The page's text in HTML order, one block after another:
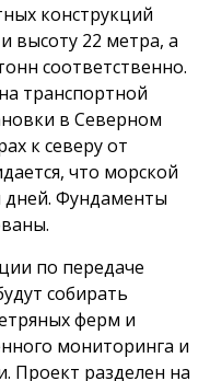
конструкций
высоту 22 метра, а
соответственно.
транспортной
в Северном
к северу от
что морской
дней. Фундаменты
по передаче
собирать
ферм и
мониторинга и
Проект разделен на